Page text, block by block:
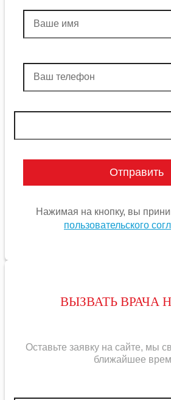
Нажимая на кнопку, вы
пользовательского
ВЫЗВАТЬ ВРАЧА
Оставьте заявку на сайте, мы
ближайшее